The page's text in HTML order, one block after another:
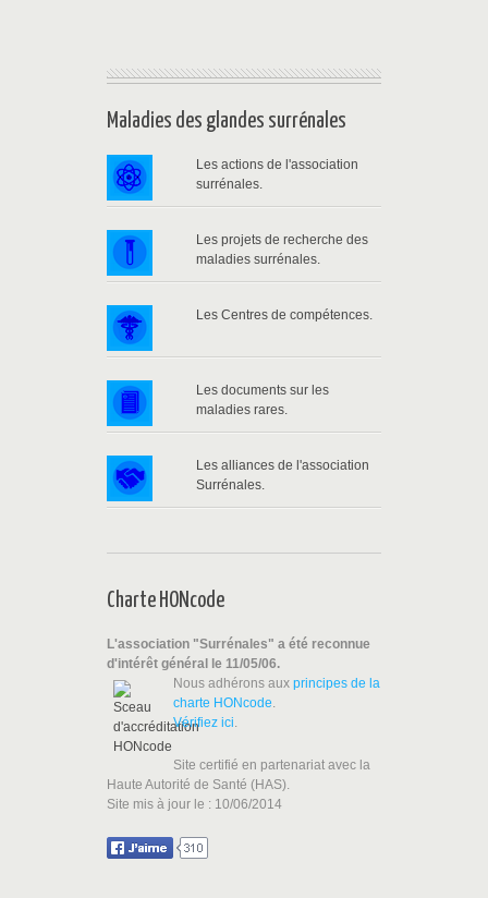
Maladies des glandes surrénales
Les actions de l'association
surrénales.
Les projets de recherche des
maladies surrénales.
Les Centres de compétences.
Les documents sur les
maladies rares.
Les alliances de l'association
Surrénales.
Charte HONcode
L'association "Surrénales" a été reconnue
d'intérêt général le 11/05/06.
Nous adhérons aux principes de la
charte HONcode.
Vérifiez ici.
Site certifié en partenariat avec la
Haute Autorité de Santé (HAS).
Site mis à jour le : 10/06/2014